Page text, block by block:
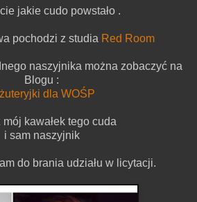
jakie cudo powstało .
pochodzi z studia Red Room
naszyjnika można zobaczyć na
Blogu :
dla WOŚP
mój kawałek tego cuda
i sam naszyjnik
do brania udziału w licytacji.